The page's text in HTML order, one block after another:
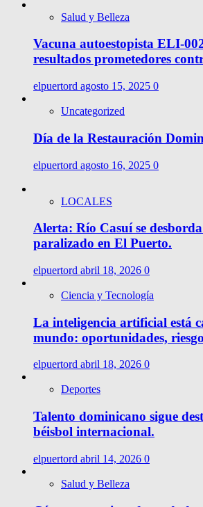
Salud y Belleza
Vacuna autoestopista ELI-
resultados prometedores
elpuertord agosto 15, 2025 0
Uncategorized
Día de la Restauración
elpuertord agosto 16, 2025 0
LOCALES
Alerta: Río Casuí se
paralizado en El Puerto.
elpuertord abril 18, 2026 0
Ciencia y Tecnología
La inteligencia artificial está
mundo: oportunidades,
elpuertord abril 18, 2026 0
Deportes
Talento dominicano sigue
béisbol internacional.
elpuertord abril 14, 2026 0
Salud y Belleza